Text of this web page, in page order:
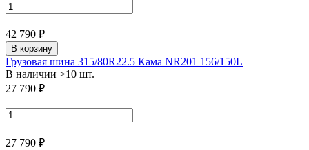
42 790 ₽
В корзину
Грузовая шина 315/80R22.5 Кама NR201 156/150L
В наличии >10 шт.
27 790 ₽
27 790 ₽